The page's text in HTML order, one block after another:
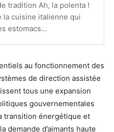
tradition Ah, la polenta !
la cuisine italienne qui
estomacs…
au fonctionnement des
de direction assistée
tous une expansion
gouvernementales
transition énergétique et
demande d’aimants haute